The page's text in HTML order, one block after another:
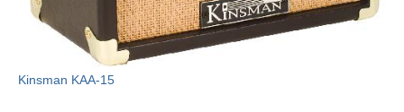
Kinsman KAA-15